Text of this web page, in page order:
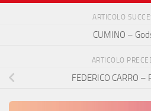
ARTICOLO
CUMINO –
ARTICOLO
FEDERICO CARRO